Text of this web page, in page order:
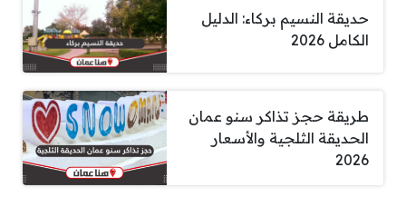
حديقة النسيم بركاء: الدليل
الكامل 2026
طريقة حجز تذاكر سنو عمان
الحديقة الثلجية والأسعار
2026